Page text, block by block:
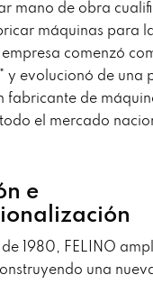
mano de obra
máquinas para
comenzó
y evolucionó de una
fabricante de
el mercado
e
1980, FELINO
una